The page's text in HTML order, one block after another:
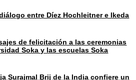
entre Díez Hochleitner e Ikeda
de felicitación a las ceremonias
Soka y las escuelas Soka
Surajmal Brij de la India confiere un